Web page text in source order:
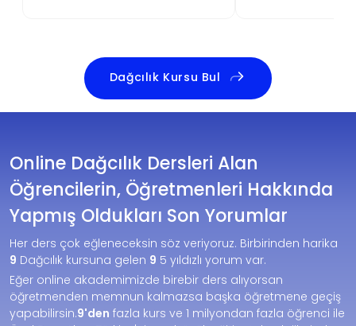
Dağcılık Kursu Bul
Online Dağcılık Dersleri Alan
Öğrencilerin, Öğretmenleri Hakkında
Yapmış Oldukları Son Yorumlar
Her ders çok eğleneceksin söz veriyoruz. Birbirinden harika
9 Dağcılık kursuna gelen 9 5 yıldızlı yorum var.
Eğer online akademimizde birebir ders alıyorsan
öğretmenden memnun kalmazsa başka öğretmene geçiş
yapabilirsin.9'den fazla kurs ve 1 milyondan fazla öğrenci ile